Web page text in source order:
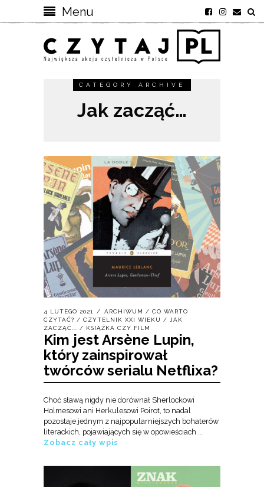
Menu
CATEGORY ARCHIVE
Jak zacząć…
4 LUTEGO 2021 ARCHIWUM / CO WARTO
CZYTAĆ? / CZYTELNIK XXI WIEKU /
JAK
ZACZĄĆ...
/ KSIĄŻKA CZY FILM
Kim jest Arsène Lupin,
który zainspirował
twórców serialu Netflixa?
Choć sławą nigdy nie dorównał Sherlockowi
Holmesowi ani Herkulesowi Poirot, to nadal
pozostaje jednym z najpopularniejszych bohaterów
literackich, pojawiających się w opowieściach …
Zobacz cały wpis